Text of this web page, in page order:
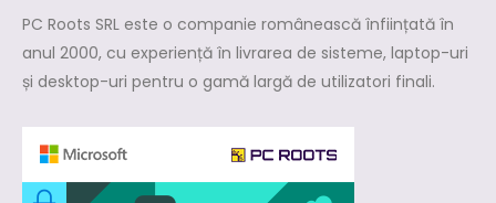
PC Roots SRL este o companie românească înființată în
anul 2000, cu experiență în livrarea de sisteme, laptop-uri
și desktop-uri pentru o gamă largă de utilizatori finali.